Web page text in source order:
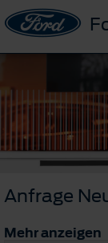
Anfrage
Mehr anzeigen